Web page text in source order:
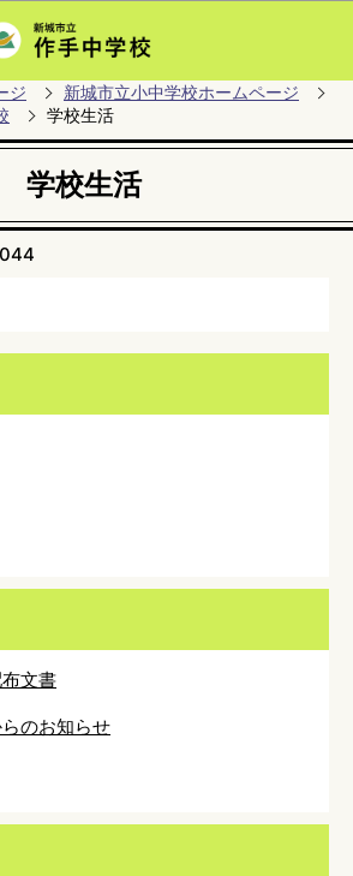
ジ
新城市立小中学校ホームページ
学校生活
学校生活
文書
のお知らせ